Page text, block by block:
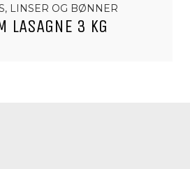
LINSER OG BØNNER
LASAGNE 3 KG